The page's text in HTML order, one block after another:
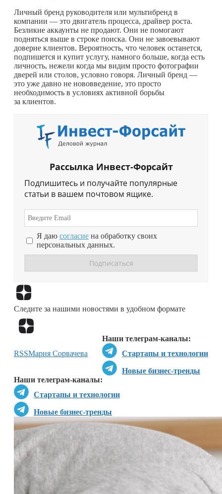
Личный бренд руководителя или мультибренд в
компании — это двигатель процесса, драйвер роста.
Безликие аккаунты не продают. Они не помогают
подняться выше в строке поиска. Они не завоевывают
доверие клиентов. Вероятность, что человек останется,
подпишется и купит услугу, намного больше, когда есть
личность, нежели когда мы видим просто фотографии
дверей или столов, условно говоря. Личный бренд —
это уже давно не нововведение, это просто
необходимость в условиях активной борьбы
за клиентов.
Рассылка Инвест-Форсайт
Подпишитесь и получайте популярные
статьи в вашем почтовом ящике.
Я даю согласие на обработку своих
персональных данных.
Следите за нашими новостями в удобном формате
Наши телеграм-каналы:
Стартапы и технологии
Новые бизнес-тренды
Наши телеграм-каналы:
Стартапы и технологии
Новые бизнес-тренды
RSSМария Сорвачева